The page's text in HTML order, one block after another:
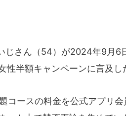
じさん（54）が2024年9月6
半額キャンペーンに言及し
コースの料金を公式アプリ